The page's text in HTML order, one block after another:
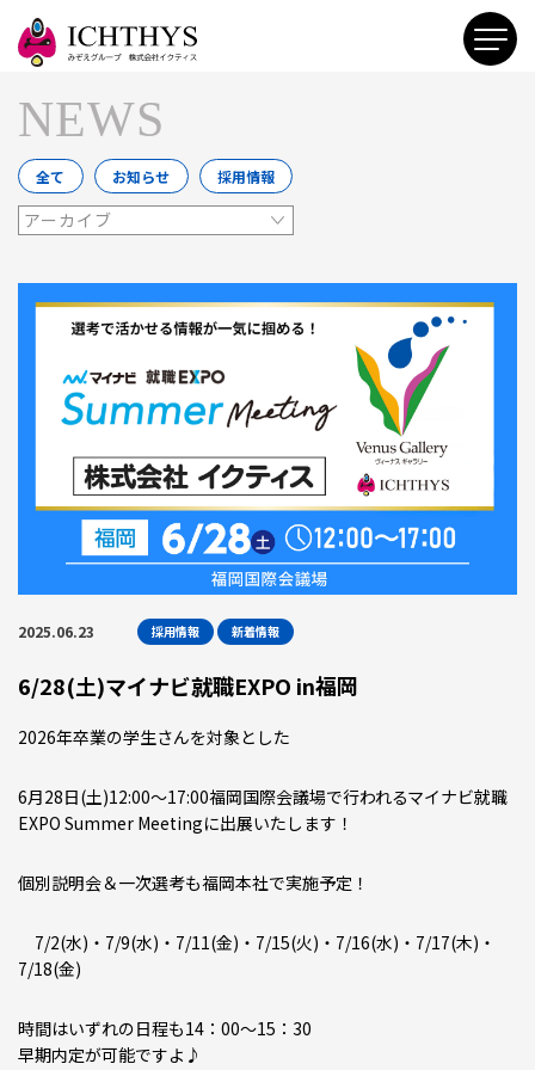
NEWS
全て お知らせ 採用情報
2025.06.23 採用情報 新着情報
6/28(土)マイナビ就職EXPO in福岡
2026年卒業の学生さんを対象とした
6月28日(土)12:00～17:00福岡国際会議場で行われるマイナビ就職
EXPO Summer Meetingに出展いたします！
個別説明会＆一次選考も福岡本社で実施予定！
7/2(水)・7/9(水)・7/11(金)・7/15(火)・7/16(水)・7/17(木)・
7/18(金)
時間はいずれの日程も14：00～15：30
早期内定が可能ですよ♪